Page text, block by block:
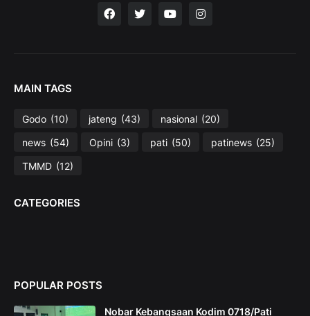
MAIN TAGS
Godo (10) jateng (43) nasional (20)
news (54) Opini (3) pati (50) patinews (25)
TMMD (12)
CATEGORIES
POPULAR POSTS
Nobar Kebangsaan Kodim 0718/Pati